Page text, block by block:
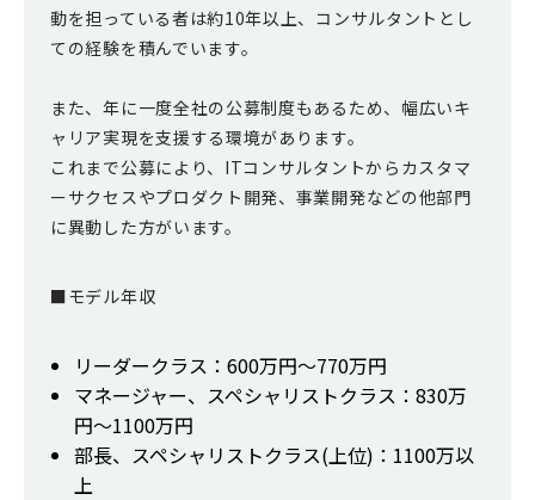
動を担っている者は約10年以上、コンサルタントとし
ての経験を積んでいます。
また、年に一度全社の公募制度もあるため、幅広いキ
ャリア実現を支援する環境があります。
これまで公募により、ITコンサルタントからカスタマ
ーサクセスやプロダクト開発、事業開発などの他部門
に異動した方がいます。
■モデル年収
リーダークラス：600万円～770万円
マネージャー、スペシャリストクラス：830万
円～1100万円
部長、スペシャリストクラス(上位)：1100万以
上